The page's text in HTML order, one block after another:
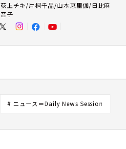
荻上チキ/片桐千晶/山本恵里伽/日比麻
音子
# ニュース＝Daily News Session